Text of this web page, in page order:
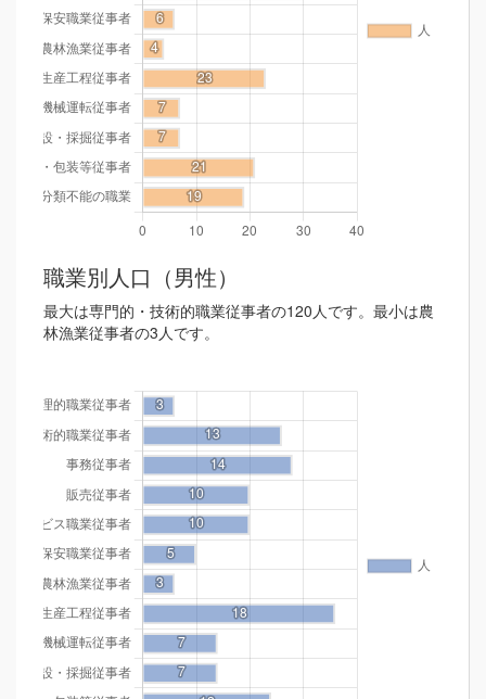
職業別人口（男性）
最大は専門的・技術的職業従事者の120人です。最小は農
林漁業従事者の3人です。